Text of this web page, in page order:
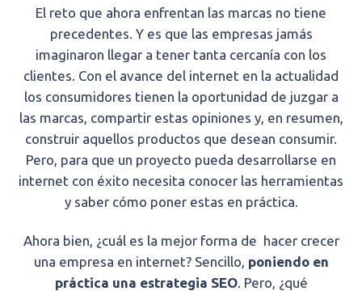
El reto que ahora enfrentan las marcas no tiene
precedentes. Y es que las empresas jamás
imaginaron llegar a tener tanta cercanía con los
clientes. Con el avance del internet en la actualidad
los consumidores tienen la oportunidad de juzgar a
las marcas, compartir estas opiniones y, en resumen,
construir aquellos productos que desean consumir.
Pero, para que un proyecto pueda desarrollarse en
internet con éxito necesita conocer las herramientas
y saber cómo poner estas en práctica.
Ahora bien, ¿cuál es la mejor forma de hacer crecer
una empresa en internet? Sencillo, poniendo en
práctica una estrategia SEO. Pero, ¿qué